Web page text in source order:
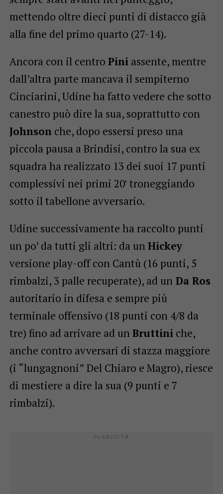
mettendo oltre dieci punti di distacco già
alla fine del primo quarto (27-14).
Ancora con il centro Piniassente, mentre
dall’altra parte mancava il sempiterno
Cinciarini, Udine ha fatto vedere che sotto
canestro può dire la sua, soprattutto con
Johnsonche, dopo essersi preso una
piccola pausa a Brindisi, contro la sua ex
squadra ha realizzato 13 dei suoi 17 punti
complessivi nei primi 20′ troneggiando
sotto il tabellone avversario.
Udine successivamente ha raccolto punti
un po’ da tutti gli altri: da unHickey
versione play-off con Cantù (16 punti, 5
rimbalzi, 3 palle recuperate), ad unDa Ros
autoritario in difesa e sempre più
terminale offensivo (18 punti con 4/8 da
tre) fino ad arrivare ad unBruttiniche,
anche contro avversari di stazza maggiore
(i “lungagnoni” Del Chiaro e Magro), riesce
di mestiere a dire la sua (9 punti e 7
rimbalzi).